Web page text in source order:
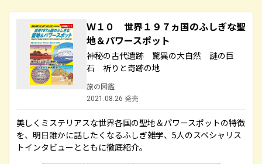
Ｗ１０ 世界１９７ヵ国のふしぎな聖
地＆パワースポット
神秘の古代遺跡 驚異の大自然 謎の巨
石 祈りと奇跡の地
旅の図鑑
2021.08.26 発売
美しくミステリアスな世界各国の聖地＆パワースポットの特徴
を、明日誰かに話したくなるふしぎ雑学、5人のスペシャリス
トインタビューとともに徹底紹介。